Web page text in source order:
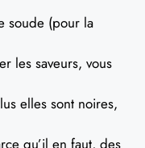
soude (pour la
les saveurs, vous
elles sont noires,
qu’il en faut, des